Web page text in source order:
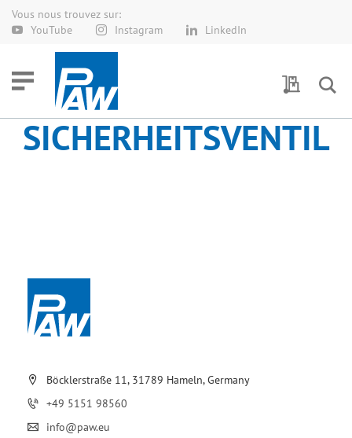
Vous nous trouvez sur:
YouTube
Instagram LinkedIn
Allez
Demande
SICHERHEITSVENTIL
Böcklerstraße 11, 31789 Hameln, Germany
+49 5151 98560
info@paw.eu